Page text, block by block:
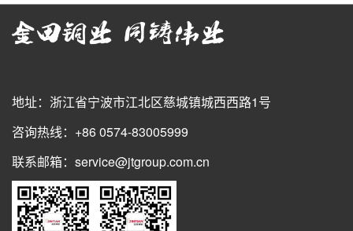
地址：浙江省宁波市江北区慈城镇城西西路1号
咨询热线：+86 0574-83005999
联系邮箱：service@jtgroup.com.cn